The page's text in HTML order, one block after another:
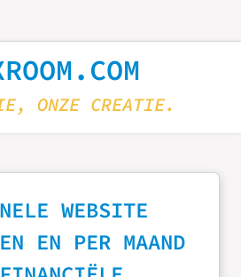
ONZE CREATIE.
WEBSITE
EN PER MAAND